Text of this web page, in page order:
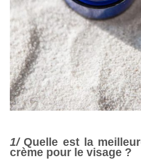
Quelle est la
crème pour le visage ?